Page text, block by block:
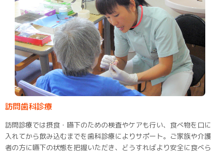
訪問歯科診療
訪問診療では摂食・嚥下のための検査やケアも行い、食べ物を口に
入れてから飲み込むまでを歯科診療によりサポート。ご家族や介護
者の方に嚥下の状態を把握いただき、どうすればより安全に食べら